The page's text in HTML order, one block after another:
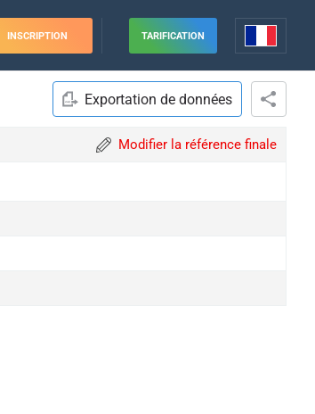
INSCRIPTION TARIFICATION
Exportation de données
Modifier la référence finale